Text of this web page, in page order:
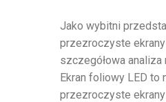
Jako wybitni
przezroczyste
szczegółowa
Ekran foliowy LED to
przezroczyste